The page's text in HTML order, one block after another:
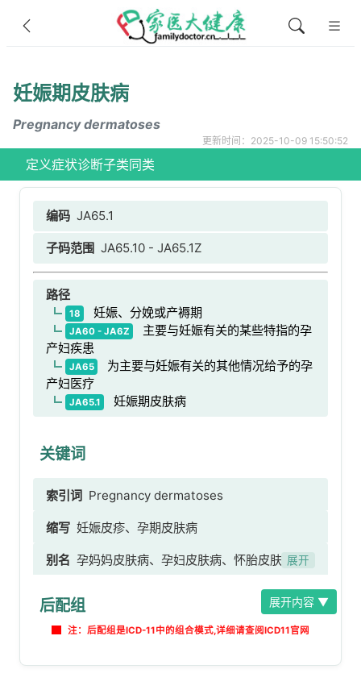
妊娠期皮肤病
Pregnancy dermatoses
更新时间：2025-10-09 15:50:52
定义症状诊断子类同类
编码 JA65.1
子码范围 JA65.10 - JA65.1Z
路径
18 妊娠、分娩或产褥期
JA60 - JA6Z
主要与妊娠有关的某些特指的孕
产妇疾患
JA65
为主要与妊娠有关的其他情况给予的孕
产妇医疗
JA65.1 妊娠期皮肤病
关键词
索引词 Pregnancy dermatoses
缩写 妊娠皮疹、孕期皮肤病
别名 孕妈妈皮肤病、孕妇皮肤病、怀胎皮肤病、
娠类天疱疮
展开
后配组
注：后配组是ICD-11中的组合模式,详细请查阅ICD11官网
展开内容 ▼